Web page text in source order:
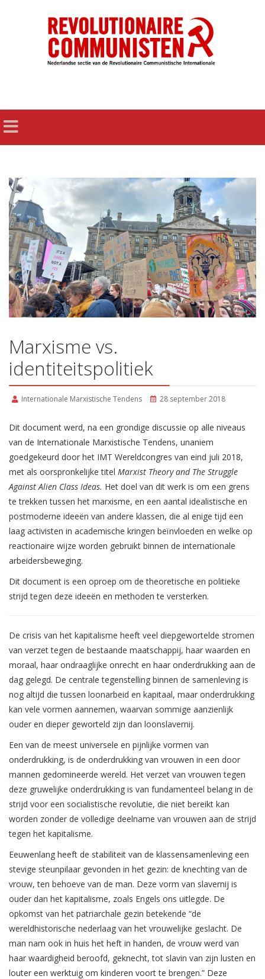
Marxisme vs.
identiteitspolitiek
Internationale Marxistische Tendens 28 september 2018
Dit document werd, na een grondige discussie op alle niveaus
van de Internationale Marxistische Tendens, unaniem
goedgekeurd door het IMT Wereldcongres van eind juli 2018,
met als oorspronkelijke titel Marxist Theory and The Struggle
Against Alien Class Ideas. Het doel van dit werk is om een grens
te trekken tussen het marxisme, en een aantal idealistische en
postmoderne ideeën van andere klassen, die al enige tijd een
laag activisten in academische kringen beïnvloeden en welke op
reactionaire wijze worden gebruikt binnen de internationale
arbeidersbeweging.
Dit document is een oproep om de theoretische en politieke
strijd tegen deze ideeën en methoden te versterken.
De crisis van het kapitalisme heeft veel diepgewortelde stromen
van verzet tegen de bestaande maatschappij, haar waarden en
moraal, haar ondraaglijke onrecht en haar onderdrukking aan de
dag gelegd. De centrale tegenstelling binnen de samenleving is
nog altijd die tussen loonarbeid en kapitaal, maar onderdrukking
kan vele vormen aannemen, waarvan sommige aanzienlijk
ouder en dieper geworteld zijn dan loonslavernij.
Een van de meest universele en pijnlijke vormen van
onderdrukking, is de onderdrukking van vrouwen in een door
mannen gedomineerde wereld. Het verzet van vrouwen tegen
deze gruwelijke onderdrukking is van fundamenteel belang in de
strijd voor een socialistische revolutie, die niet bereikt kan
worden zonder de volledige deelname van vrouwen aan de strijd
tegen het kapitalisme.
Eeuwenlang heeft de stabiliteit van de klassensamenleving een
stevige steunpilaar gevonden in het gezin: de knechting van de
vrouw, ten behoeve van de man. Deze vorm van slavernij is
ouder dan het kapitalisme, zoals Engels ons uitlegde. De
opkomst van het patriarchale gezin betekende “de
wereldhistorische nederlaag van het vrouwelijke geslacht. De
man nam ook in huis het heft in handen, de vrouw werd van
haar waardigheid beroofd, geknecht, tot slavin van zijn lusten en
louter een werktuig om kinderen voort te brengen.” Deze